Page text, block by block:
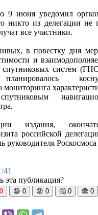
9 июня уведомил
никто из делегации не
все участники.
в повестку дня
и
спутниковых систем
мониторинга
издания,
российской
руководителя
эта публикация?
0 😆 0 😡 0 🤔 0 🙈 0